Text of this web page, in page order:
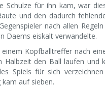
Schulze für ihn kam, war
und den dadurch
nach allen
Daems eiskalt verwandelte.
Kopfballtreffer nach
den Ball laufen und
Spiels für sich
auf sieben.